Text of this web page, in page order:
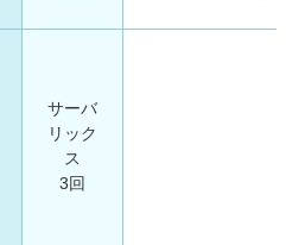
サーバ
リック
ス
3回